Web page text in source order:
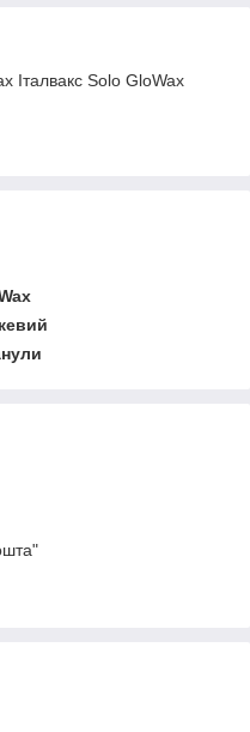
Італвакс Solo GloWax